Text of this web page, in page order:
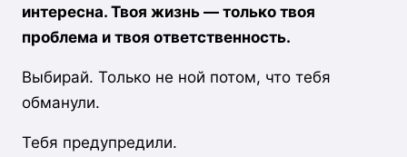
интересна. Твоя жизнь — только твоя
проблема и твоя ответственность.
Выбирай. Только не ной потом, что тебя
обманули.
Тебя предупредили.